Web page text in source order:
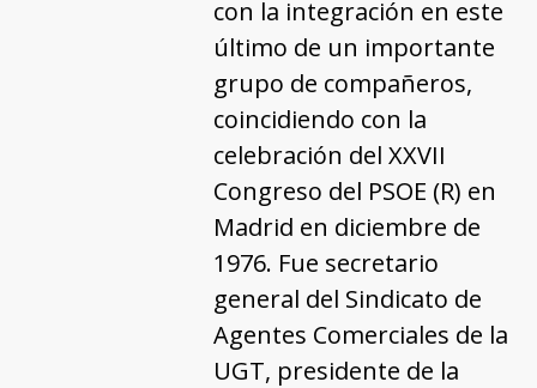
con la integración en este
último de un importante
grupo de compañeros,
coincidiendo con la
celebración del XXVII
Congreso del PSOE (R) en
Madrid en diciembre de
1976. Fue secretario
general del Sindicato de
Agentes Comerciales de la
UGT, presidente de la